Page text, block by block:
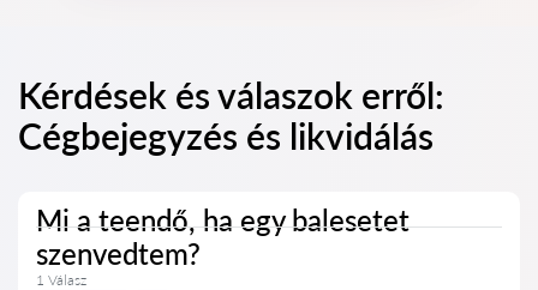
Kérdések és válaszok erről:
Cégbejegyzés és likvidálás
Mi a teendő, ha egy balesetet
szenvedtem?
1 Válasz